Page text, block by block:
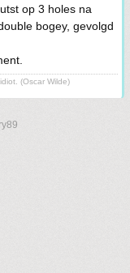
op 3 holes na
bogey, gevolgd
(Oscar Wilde)